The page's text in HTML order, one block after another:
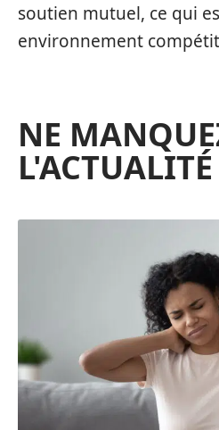
soutien mutuel, ce qui
environnement
NE
L'ACTUALITÉ